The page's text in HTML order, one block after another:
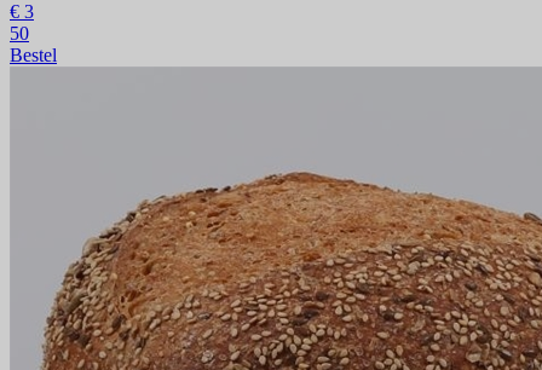
€ 3
50
Bestel